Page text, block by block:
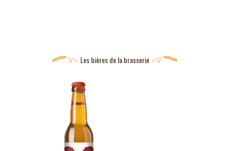
Les bières de la brasserie